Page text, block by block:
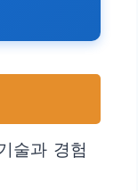
술과 경험